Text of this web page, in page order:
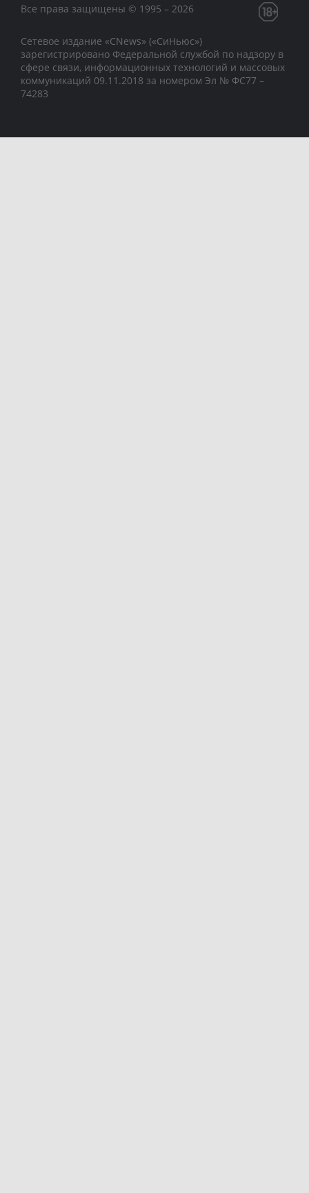
Все права защищены © 1995 – 2026
Сетевое издание «CNews» («СиНьюс»)
зарегистрировано Федеральной службой по надзору в
сфере связи, информационных технологий и массовых
коммуникаций 09.11.2018 за номером Эл № ФС77 –
74283